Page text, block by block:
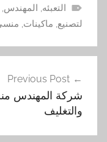
التعبئه, المهندس,
لتصنيع, ماكينات,
المقالات
Previous Post
شركة المهندس
والتغليف